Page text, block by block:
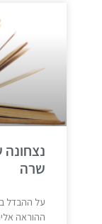
שרה
על ההבדל
ההוראה